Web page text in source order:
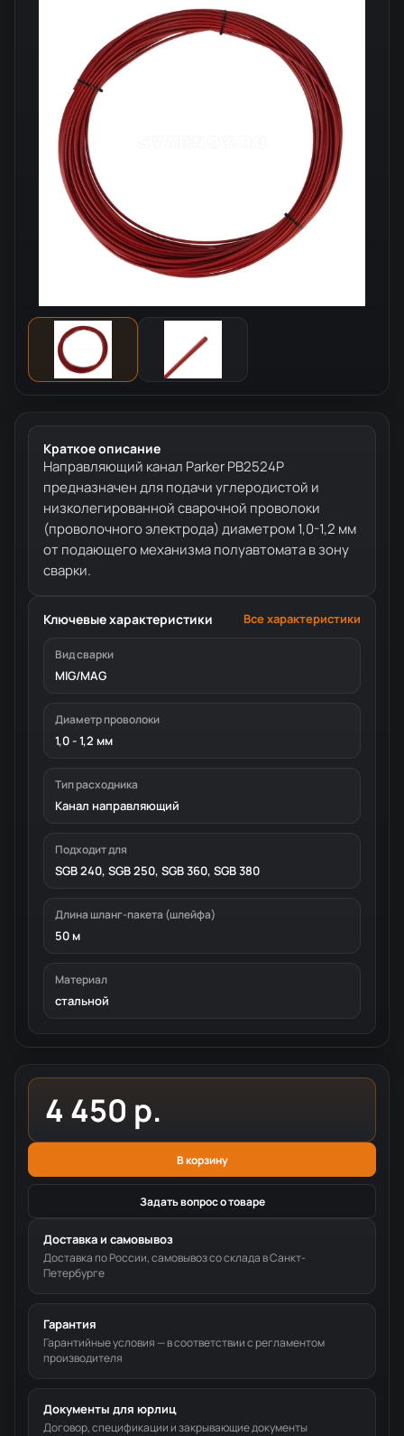
Краткое описание
Направляющий канал Parker PB2524P
предназначен для подачи углеродистой и
низколегированной сварочной проволоки
(проволочного электрода) диаметром 1,0-1,2 мм
от подающего механизма полуавтомата в зону
сварки.
Ключевые характеристики Все характеристики
Вид сварки
MIG/MAG
Диаметр проволоки
1,0 - 1,2 мм
Тип расходника
Канал направляющий
Подходит для
SGB 240, SGB 250, SGB 360, SGB 380
Длина шланг-пакета (шлейфа)
50 м
Материал
стальной
4 450 р.
В корзину
Задать вопрос о товаре
Доставка и самовывоз
Доставка по России, самовывоз со склада в Санкт-
Петербурге
Гарантия
Гарантийные условия — в соответствии с регламентом
производителя
Документы для юрлиц
Договор, спецификации и закрывающие документы